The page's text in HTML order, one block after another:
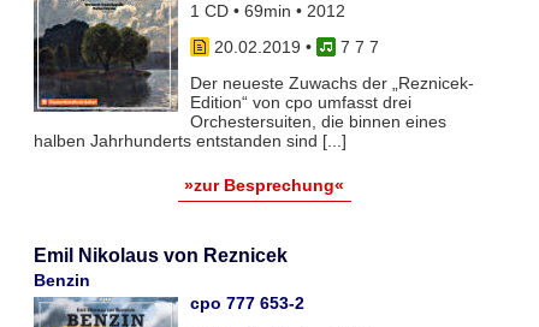
1 CD • 69min • 2012
20.02.2019 •
7 7 7
Der neueste Zuwachs der „Reznicek-
Edition“ von cpo umfasst drei
Orchestersuiten, die binnen eines
halben Jahrhunderts entstanden sind [...]
»zur Besprechung«
Emil Nikolaus von Reznicek
Benzin
cpo 777 653-2